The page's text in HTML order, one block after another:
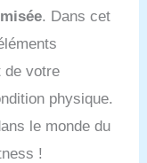
libre
pour
Tailles
au tableau
(tour de
pour
bas du bikini
ornés de
et
à
met en
et
. Dans cet
de votre
physique.
le monde du
!